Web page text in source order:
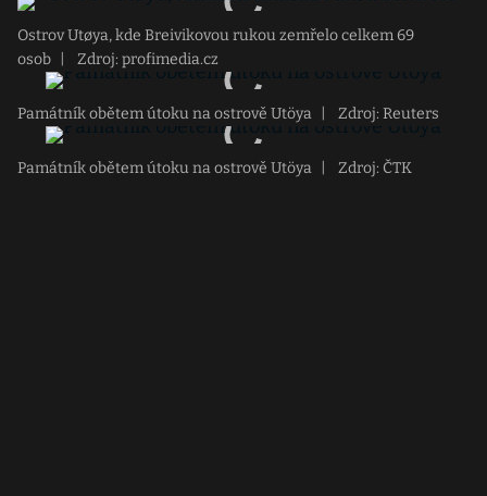
Ostrov Utøya, kde Breivikovou rukou zemřelo celkem 69
osob
Zdroj: profimedia.cz
Památník obětem útoku na ostrově Utöya Zdroj: Reuters
Památník obětem útoku na ostrově Utöya Zdroj: ČTK